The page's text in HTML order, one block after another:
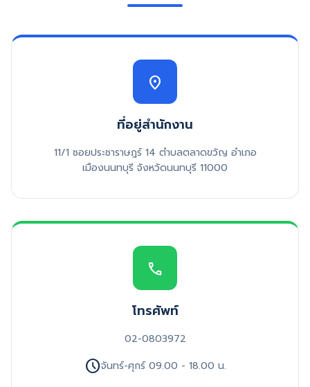
location_on
ที่อยู่สำนักงาน
11/1 ซอยประชาราษฎร์ 14 ตำบลตลาดขวัญ อำเภอ
เมืองนนทบุรี จังหวัดนนทบุรี 11000
call
โทรศัพท์
02-0803972
scheduleจันทร์-ศุกร์ 09.00 - 18.00 น.